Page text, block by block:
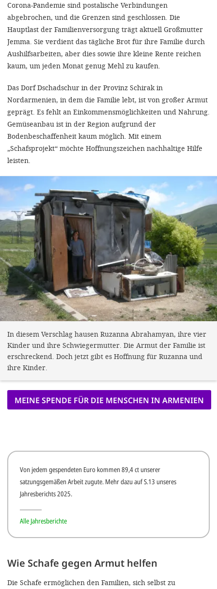
Corona-Pandemie sind postalische Verbindungen
abgebrochen, und die Grenzen sind geschlossen. Die
Hauptlast der Familienversorgung trägt aktuell Großmutter
Jemma. Sie verdient das tägliche Brot für ihre Familie durch
Aushilfsarbeiten, aber dies sowie ihre kleine Rente reichen
kaum, um jeden Monat genug Mehl zu kaufen.
Das Dorf Dschadschur in der Provinz Schirak in
Nordarmenien, in dem die Familie lebt, ist von großer Armut
geprägt. Es fehlt an Einkommensmöglichkeiten und Nahrung.
Gemüseanbau ist in der Region aufgrund der
Bodenbeschaffenheit kaum möglich. Mit einem
„Schafsprojekt“ möchte Hoffnungszeichen nachhaltige Hilfe
leisten.
In diesem Verschlag hausen Ruzanna Abrahamyan, ihre vier
Kinder und ihre Schwiegermutter. Die Armut der Familie ist
erschreckend. Doch jetzt gibt es Hoffnung für Ruzanna und
ihre Kinder.
MEINE SPENDE FÜR DIE MENSCHEN IN ARMENIEN
Von jedem gespendeten Euro kommen 89,4 ct unserer
satzungsgemäßen Arbeit zugute. Mehr dazu auf S.13 unseres
Jahresberichts 2025.
Alle Jahresberichte
Wie Schafe gegen Armut helfen
Die Schafe ermöglichen den Familien, sich selbst zu